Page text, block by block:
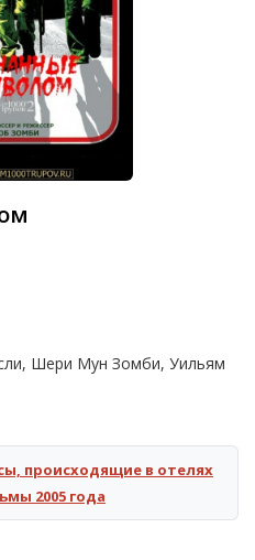
Шери Мун Зомби, Уильям
происходящие в отелях
2005 года